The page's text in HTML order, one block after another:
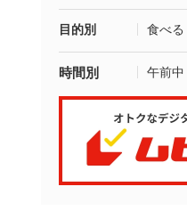
目的別 食べる
時間別 午前中